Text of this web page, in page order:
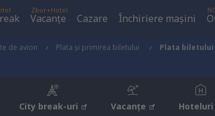
Zbor+Hotel
Vacanţe Cazare Închiriere mașini
de avion Plata şi primirea biletului Plata biletului
City break-uri Vacanţe Hoteluri